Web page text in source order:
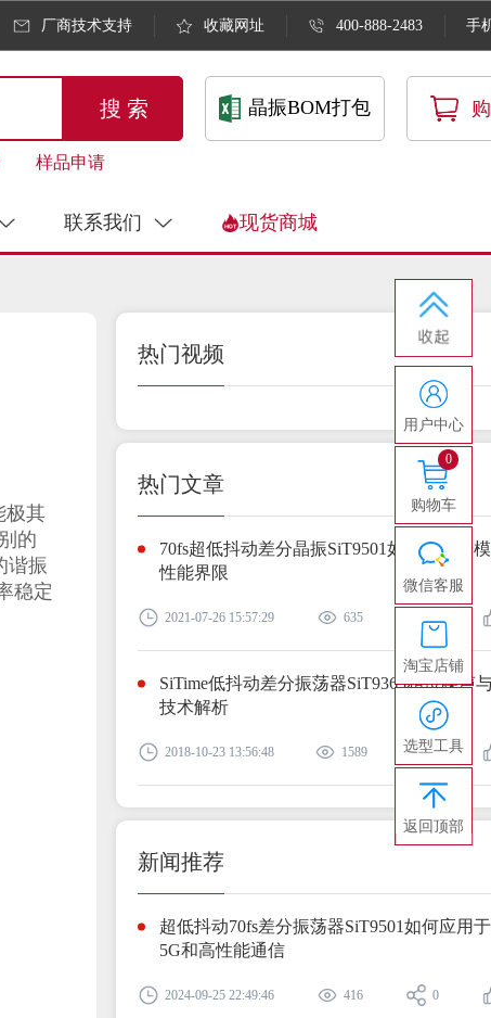
厂商技术支持 收藏网址 400-888-2483 手
搜 索 晶振BOM打包
样品申请
联系我们 现货商城
极其
的
谐振
稳定
热门视频
热门文章
70fs超低抖动差分晶振SiT9501如何突破光
性能界限
2021-07-26 15:57:29 635 0
SiTime低抖动差分振荡器SiT9365相位噪声
技术解析
2018-10-23 13:56:48 1589 0
新闻推荐
超低抖动70fs差分振荡器SiT9501如何应用
5G和高性能通信
2024-09-25 22:49:46 416 0
用户中心
0
购物车
微信客服
淘宝店铺
选型工具
返回顶部